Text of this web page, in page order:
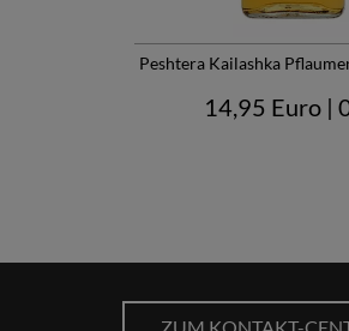
Peshtera Kailashka
14,95 Euro|